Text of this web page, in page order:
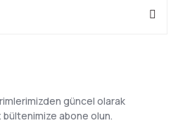
güncel olarak
abone olun.